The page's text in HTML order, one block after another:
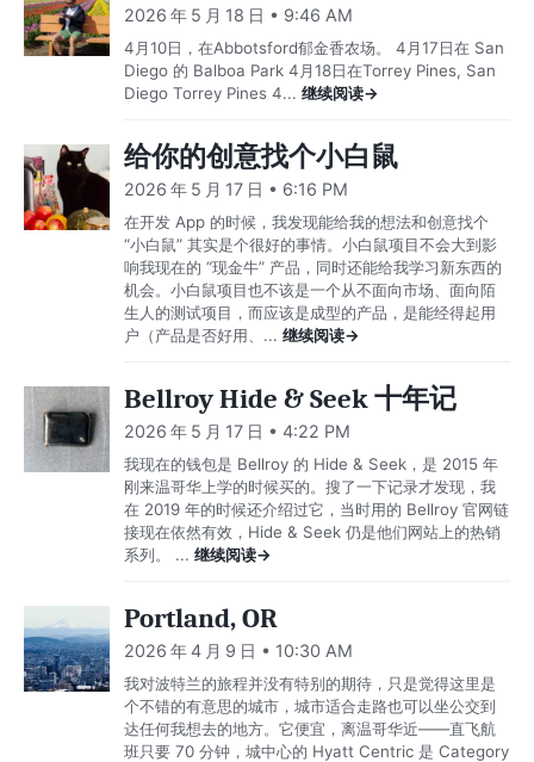
2026 年 5 月 18 日 • 9:46 AM
4月10日，在Abbotsford郁金香农场。 4月17日在 San
Diego 的 Balboa Park 4月18日在Torrey Pines, San
Diego Torrey Pines 4... 继续阅读→
给你的创意找个小白鼠
2026 年 5 月 17 日 • 6:16 PM
在开发 App 的时候，我发现能给我的想法和创意找个
“小白鼠” 其实是个很好的事情。小白鼠项目不会大到影
响我现在的 “现金牛” 产品，同时还能给我学习新东西的
机会。小白鼠项目也不该是一个从不面向市场、面向陌
生人的测试项目，而应该是成型的产品，是能经得起用
户（产品是否好用、... 继续阅读→
Bellroy Hide & Seek 十年记
2026 年 5 月 17 日 • 4:22 PM
我现在的钱包是 Bellroy 的 Hide & Seek，是 2015 年
刚来温哥华上学的时候买的。搜了一下记录才发现，我
在 2019 年的时候还介绍过它，当时用的 Bellroy 官网链
接现在依然有效，Hide & Seek 仍是他们网站上的热销
系列。 ... 继续阅读→
Portland, OR
2026 年 4 月 9 日 • 10:30 AM
我对波特兰的旅程并没有特别的期待，只是觉得这里是
个不错的有意思的城市，城市适合走路也可以坐公交到
达任何我想去的地方。它便宜，离温哥华近——直飞航
班只要 70 分钟，城中心的 Hyatt Centric 是 Category